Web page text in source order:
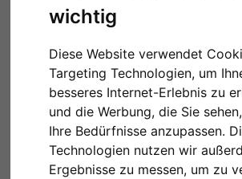
wichtig
Diese Website verwendet
Targeting Technologien, um
besseres Internet-Erlebnis zu
und die Werbung, die Sie
Ihre Bedürfnisse anzupassen.
Technologien nutzen wir
Ergebnisse zu messen, um zu
Zurück